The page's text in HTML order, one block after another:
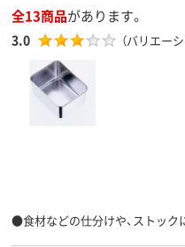
全13商品があります。
3.0 （バリエー
●食材などの仕分けや、ストック